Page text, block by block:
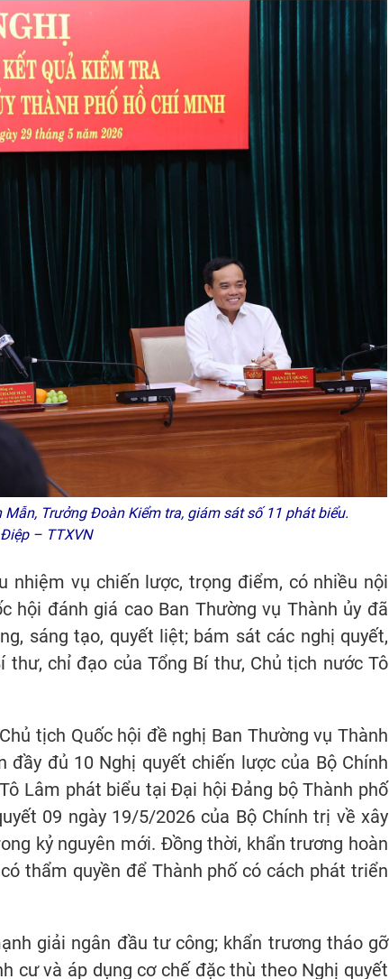
Trưởng Đoàn Kiểm tra, giám sát số 11 phát biểu.
– TTXVN
nhiệm vụ chiến lược, trọng điểm, có nhiều nội
hội đánh giá cao Ban Thường vụ Thành ủy đã
sáng tạo, quyết liệt; bám sát các nghị quyết,
thư, chỉ đạo của Tổng Bí thư, Chủ tịch nước Tô
tịch Quốc hội đề nghị Ban Thường vụ Thành
đủ 10 Nghị quyết chiến lược của Bộ Chính
Lâm phát biểu tại Đại hội Đảng bộ Thành phố
09 ngày 19/5/2026 của Bộ Chính trị về xây
kỷ nguyên mới. Đồng thời, khẩn trương hoàn
thẩm quyền để Thành phố có cách phát triển
giải ngân đầu tư công; khẩn trương tháo gỡ
cư và áp dụng cơ chế đặc thù theo Nghị quyết